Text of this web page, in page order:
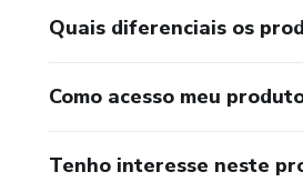
Quais diferenciais os
Como acesso meu
Tenho interesse neste